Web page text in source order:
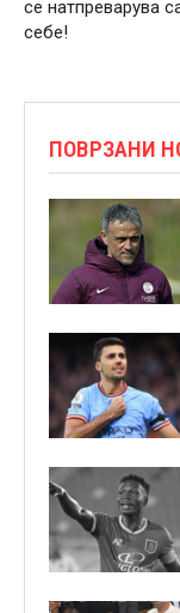
се натпреварува
себе!
ПОВРЗАНИ